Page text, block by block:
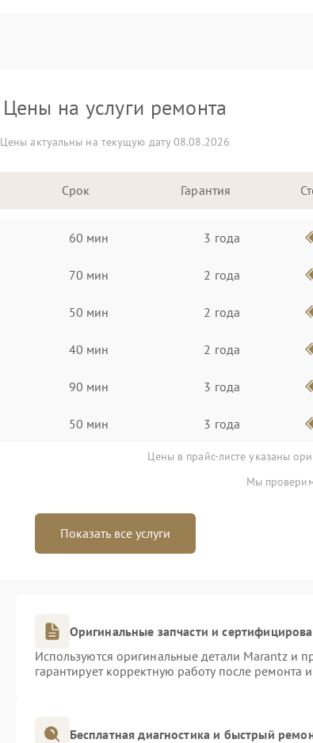
Цены на услуги ремонта
Цены актуальны на текущую дату 08.08.2026
Срок Гарантия
60 мин 3 года
70 мин 2 года
50 мин 2 года
40 мин 2 года
90 мин 3 года
50 мин 3 года
Цены в прайс-листе указаны
Мы
Показать все услуги
Оригинальные запчасти и
Используются оригинальные детали Marantz и
гарантирует корректную работу после ремонта
Бесплатная диагностика и быстрый